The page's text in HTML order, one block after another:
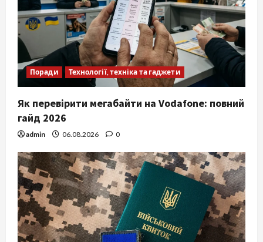
Поради Технології, техніка та гаджети
Як перевірити мегабайти на Vodafone: повний
гайд 2026
admin 06.08.2026 0